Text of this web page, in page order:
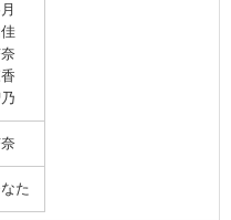
た